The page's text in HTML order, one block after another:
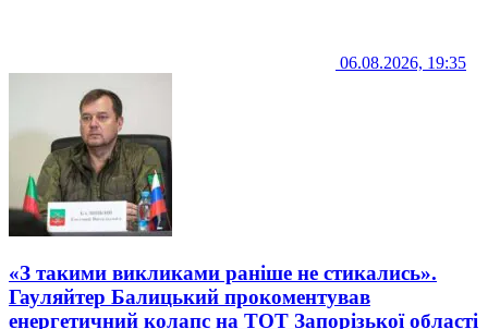
06.08.2026, 19:35
«З такими викликами раніше не стикались».
Гауляйтер Балицький прокоментував
енергетичний колапс на ТОТ Запорізької області